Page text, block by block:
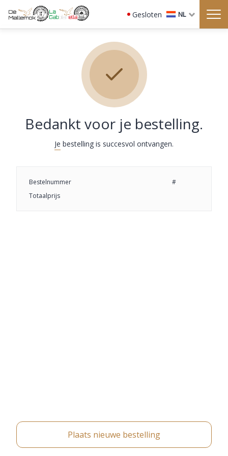
Gesloten NL
Bedankt voor je bestelling.
Je bestelling is succesvol ontvangen.
Bestelnummer
#
Totaalprijs
Plaats nieuwe bestelling